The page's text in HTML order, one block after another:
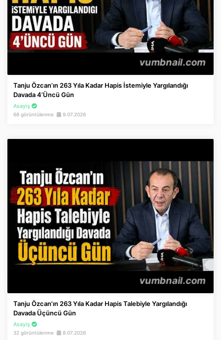
Tanju Özcan’ın 263 Yıla Kadar Hapis İstemiyle Yargılandığı
Davada 4’üncü Gün
Asayiş
68 görüntülenme 9.07.2026
Tanju Özcan'ın 263 Yıla Kadar Hapis Talebiyle Yargılandığı
Davada Üçüncü Gün
Asayiş
32 görüntülenme 8.07.2026